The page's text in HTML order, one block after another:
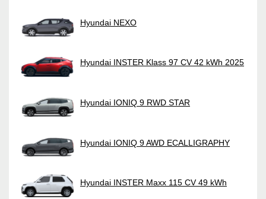
Hyundai NEXO
Hyundai INSTER Klass 97 CV 42 kWh 2025
Hyundai IONIQ 9 RWD STAR
Hyundai IONIQ 9 AWD ECALLIGRAPHY
Hyundai INSTER Maxx 115 CV 49 kWh